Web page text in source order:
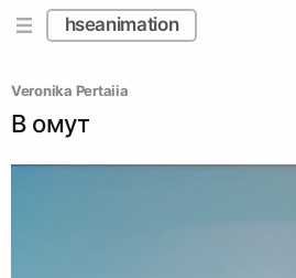
hseanimation
Veronika Pertaiia
В омут